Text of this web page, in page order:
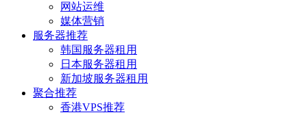
网站运维
媒体营销
服务器推荐
韩国服务器租用
日本服务器租用
新加坡服务器租用
聚合推荐
香港VPS推荐